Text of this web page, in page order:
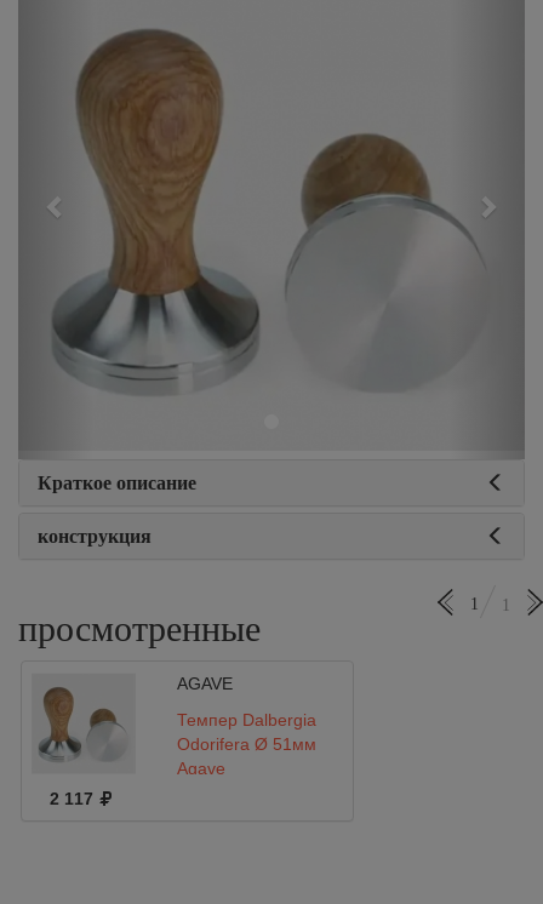
Краткое описание
конструкция
просмотренные
1 1
AGAVE
Темпер Dalbergia
Odorifera Ø 51мм
Agave
2 117